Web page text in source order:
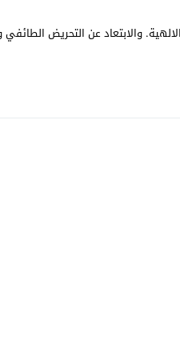
والابتعاد عن التحريض